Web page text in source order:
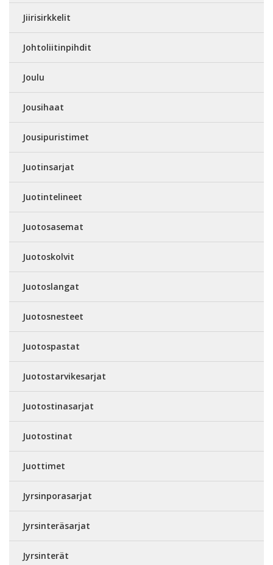
Jiirisirkkelit
Johtoliitinpihdit
Joulu
Jousihaat
Jousipuristimet
Juotinsarjat
Juotintelineet
Juotosasemat
Juotoskolvit
Juotoslangat
Juotosnesteet
Juotospastat
Juotostarvikesarjat
Juotostinasarjat
Juotostinat
Juottimet
Jyrsinporasarjat
Jyrsinteräsarjat
Jyrsinterät